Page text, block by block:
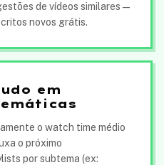
de vídeos similares —
novos grátis.
em
o watch time médio
o próximo
por subtema (ex: